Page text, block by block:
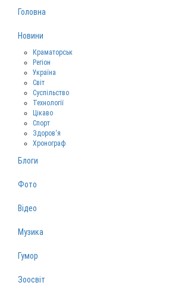
Головна
Новини
Краматорськ
Регіон
Україна
Світ
Суспільство
Технології
Цікаво
Спорт
Здоров‘я
Хронограф
Блоги
Фото
Відео
Музика
Гумор
Зоосвіт